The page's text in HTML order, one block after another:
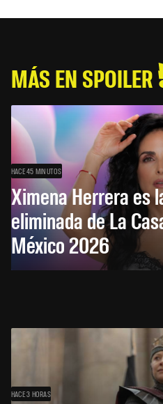
MÁS EN SPOILER
HACE 45 MINUTOS
Ximena Herrera es
eliminada de La
México 2026
HACE 3 HORAS